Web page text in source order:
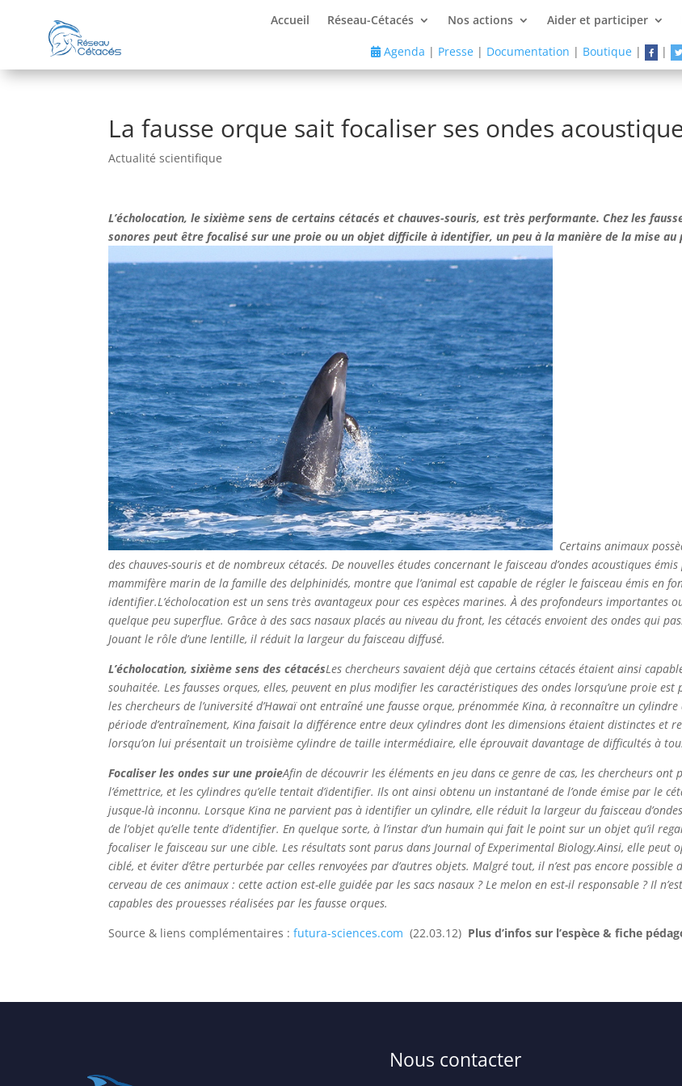
Accueil Réseau-Cétacés Nos actions Aider et participer
Agenda | Presse| Documentation | Boutique| |
La fausse orque sait focaliser ses ondes
Actualité scientifique
L’écholocation, le sixième sens de certains cétacés et chauves-souris, est très performante. Chez les
sonores peut être focalisé sur une proie ou un objet difficile à identifier, un peu à la manière de la mise au
Certains animaux
des chauves-souris et de nombreux cétacés. De nouvelles études concernant le faisceau d’ondes acoustiques
mammifère marin de la famille des delphinidés, montre que l’animal est capable de régler le faisceau émis en
identifier.L’écholocation est un sens très avantageux pour ces espèces marines. À des profondeurs importantes
quelque peu superflue. Grâce à des sacs nasaux placés au niveau du front, les cétacés envoient des ondes qui
Jouant le rôle d’une lentille, il réduit la largeur du faisceau diffusé.
L’écholocation, sixième sens des cétacésLes chercheurs savaient déjà que certains cétacés étaient ainsi
souhaitée. Les fausses orques, elles, peuvent en plus modifier les caractéristiques des ondes lorsqu’une proie
les chercheurs de l’université d’Hawaï ont entraîné une fausse orque, prénommée Kina, à reconnaître un
période d’entraînement, Kina faisait la différence entre deux cylindres dont les dimensions étaient distinctes et
lorsqu’on lui présentait un troisième cylindre de taille intermédiaire, elle éprouvait davantage de difficultés à
Focaliser les ondes sur une proieAfin de découvrir les éléments en jeu dans ce genre de cas, les chercheurs ont
l’émettrice, et les cylindres qu’elle tentait d’identifier. Ils ont ainsi obtenu un instantané de l’onde émise par le
jusque-là inconnu. Lorsque Kina ne parvient pas à identifier un cylindre, elle réduit la largeur du faisceau
de l’objet qu’elle tente d’identifier. En quelque sorte, à l’instar d’un humain qui fait le point sur un objet qu’il
focaliser le faisceau sur une cible. Les résultats sont parus dans Journal of Experimental Biology.Ainsi, elle peut
ciblé, et éviter d’être perturbée par celles renvoyées par d’autres objets. Malgré tout, il n’est pas encore
cerveau de ces animaux : cette action est-elle guidée par les sacs nasaux ? Le melon en est-il responsable ? Il
capables des prouesses réalisées par les fausse orques.
Source & liens complémentaires :futura-sciences.com (22.03.12) Plus d’infos sur l’espèce & fiche
Nous contacter